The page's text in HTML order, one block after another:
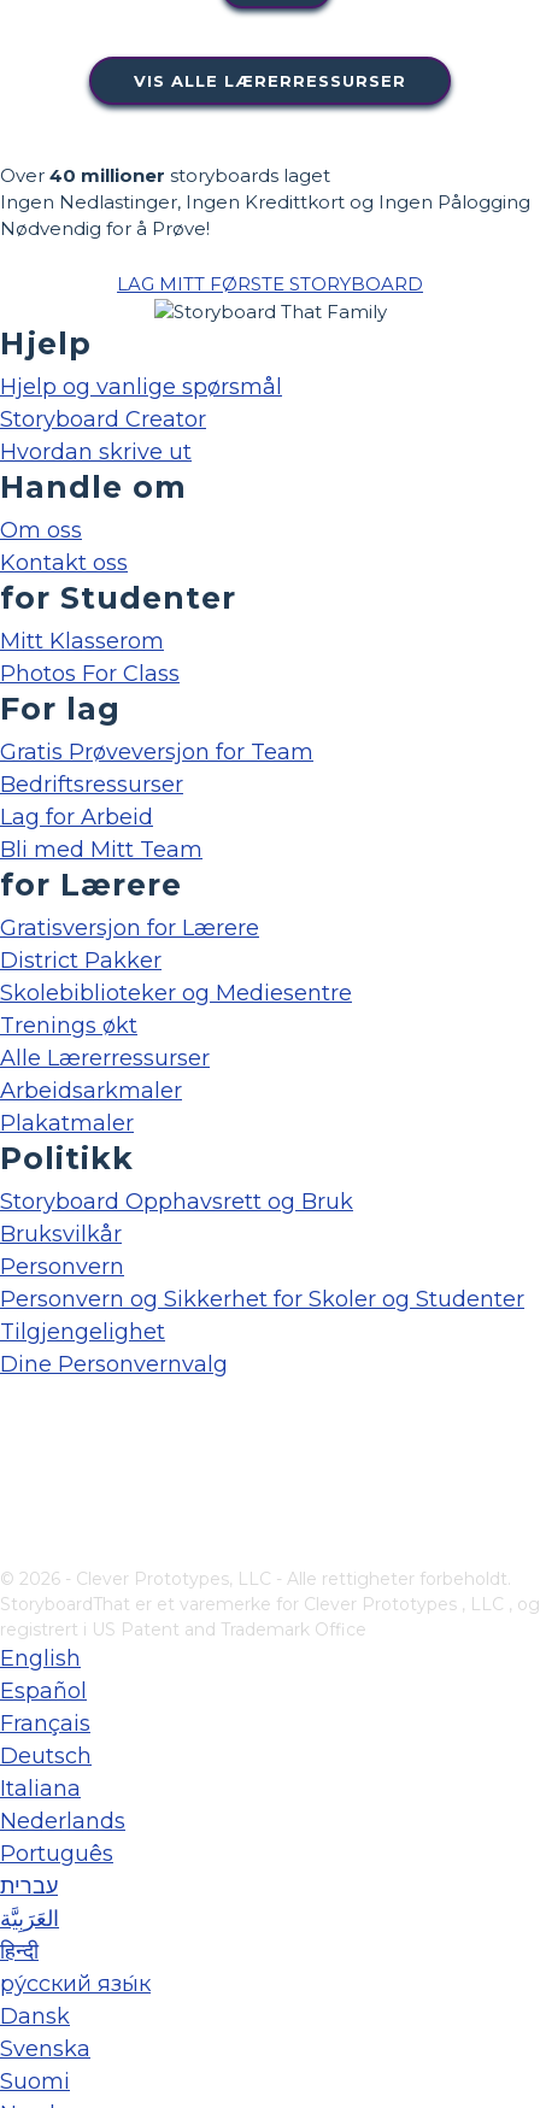
VIS ALLE LÆRERRESSURSER
Over 40 millioner storyboards laget
Ingen Nedlastinger, Ingen Kredittkort og Ingen Pålogging
Nødvendig for å Prøve!
LAG MITT FØRSTE STORYBOARD
Hjelp
Hjelp og vanlige spørsmål
Storyboard Creator
Hvordan skrive ut
Handle om
Om oss
Kontakt oss
for Studenter
Mitt Klasserom
Photos For Class
For lag
Gratis Prøveversjon for Team
Bedriftsressurser
Lag for Arbeid
Bli med Mitt Team
for Lærere
Gratisversjon for Lærere
District Pakker
Skolebiblioteker og Mediesentre
Trenings økt
Alle Lærerressurser
Arbeidsarkmaler
Plakatmaler
Politikk
Storyboard Opphavsrett og Bruk
Bruksvilkår
Personvern
Personvern og Sikkerhet for Skoler og Studenter
Tilgjengelighet
Dine Personvernvalg
© 2026 - Clever Prototypes, LLC - Alle rettigheter forbeholdt.
StoryboardThat er et varemerke for Clever Prototypes , LLC , og
registrert i US Patent and Trademark Office
English
Español
Français
Deutsch
Italiana
Nederlands
Português
עברית
العَرَبِيَّة
हिन्दी
ру́сский язы́к
Dansk
Svenska
Suomi